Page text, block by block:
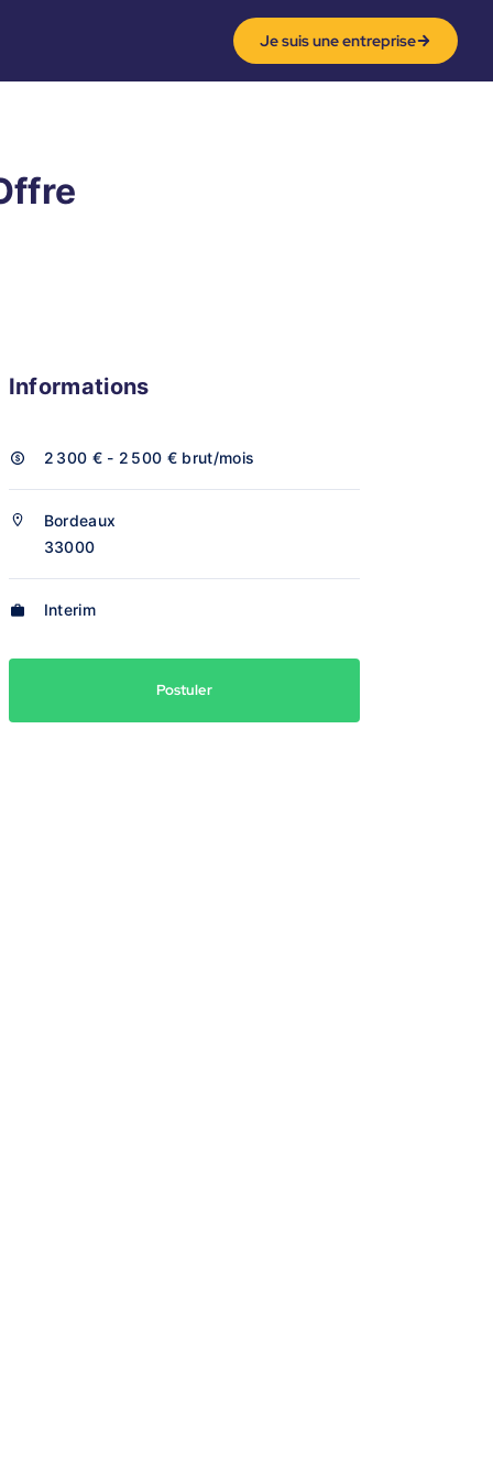
Je suis une entreprise
Informations
2 300 € - 2 500 € brut/mois
Bordeaux
33000
Interim
Postuler